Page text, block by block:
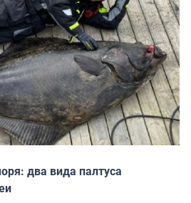
два вида палтуса